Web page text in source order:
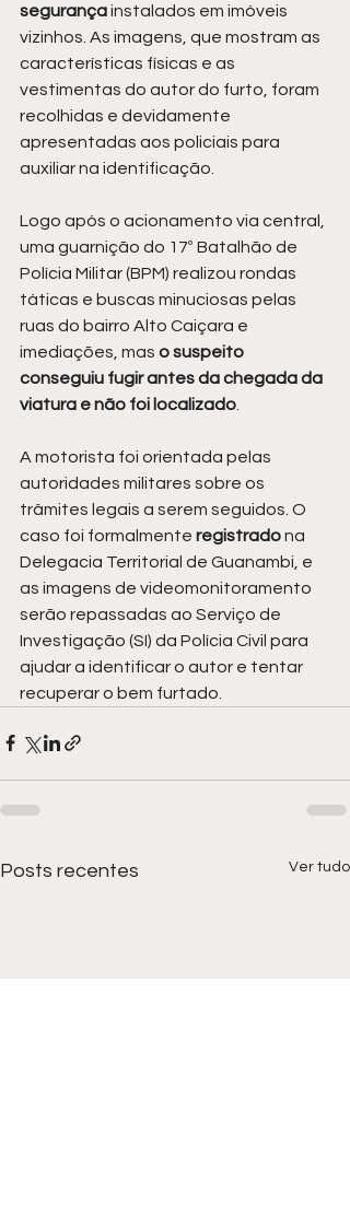
segurança instalados em imóveis
vizinhos. As imagens, que mostram as
características físicas e as
vestimentas do autor do furto, foram
recolhidas e devidamente
apresentadas aos policiais para
auxiliar na identificação.
Logo após o acionamento via central,
uma guarnição do 17º Batalhão de
Polícia Militar (BPM) realizou rondas
táticas e buscas minuciosas pelas
ruas do bairro Alto Caiçara e
imediações, mas o suspeito
conseguiu fugir antes da chegada da
viatura e não foi localizado
A motorista foi orientada pelas
autoridades militares sobre os
trâmites legais a serem seguidos. O
caso foi formalmente registrado na
Delegacia Territorial de Guanambi, e
as imagens de videomonitoramento
serão repassadas ao Serviço de
Investigação (SI) da Polícia Civil para
ajudar a identificar o autor e tentar
recuperar o bem furtado.
Posts recentes Ver tudo